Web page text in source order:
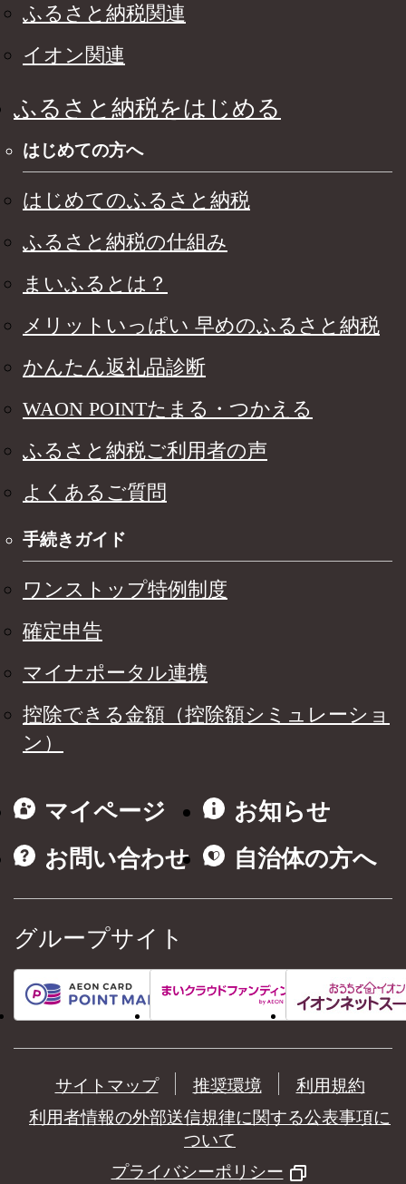
ふるさと納税関連
イオン関連
ふるさと納税をはじめる
はじめての方へ
はじめてのふるさと納税
ふるさと納税の仕組み
まいふるとは？
メリットいっぱい 早めのふるさと納税
かんたん返礼品診断
WAON POINTたまる・つかえる
ふるさと納税ご利用者の声
よくあるご質問
手続きガイド
ワンストップ特例制度
確定申告
マイナポータル連携
控除できる金額（控除額シミュレーショ
ン）
マイページ
お知らせ
お問い合わせ
自治体の方へ
グループサイト
サイトマップ 推奨環境
利用規約
利用者情報の外部送信規律に関する公表事項に
ついて
プライバシーポリシー